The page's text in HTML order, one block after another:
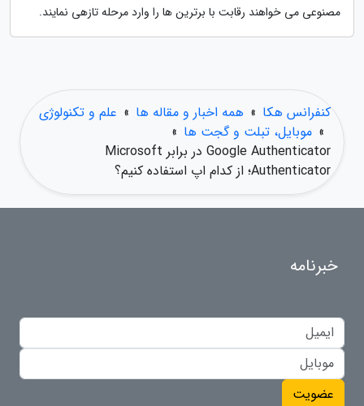
مصنوعی می خواهند رقابت با برترین ها را وارد مرحله تازهی نمایند.
کنفرانس هکا » همه اخبار و مقاله ها » علم و تکنولوژی
» موبایل، تبلت و گجت ها »
Google Authenticator در برابر Microsoft
Authenticator؛ از کدام اپ استفاده کنیم؟
خبرنامه
عضویت